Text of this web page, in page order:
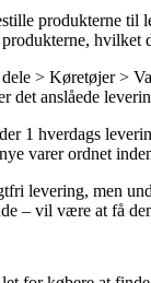
produkterne til
hvilket
> Køretøjer >
det anslåede
1 hverdags
varer ordnet
levering, men
– vil være at få